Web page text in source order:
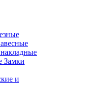
Замки